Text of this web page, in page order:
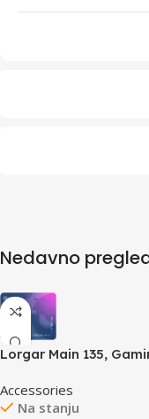
Nedavno
Lorgar Main 135,
surface, Purple anti-slip
rubber base, size:
Accessories
Na stanju